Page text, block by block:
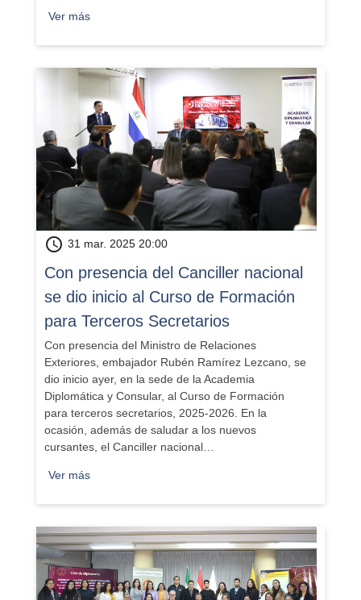
Ver más
schedule 31 mar. 2025 20:00
​Con presencia del Canciller nacional
se dio inicio al Curso de Formación
para Terceros Secretarios
Con presencia del Ministro de Relaciones
Exteriores, embajador Rubén Ramírez Lezcano, se
dio inicio ayer, en la sede de la Academia
Diplomática y Consular, al Curso de Formación
para terceros secretarios, 2025-2026. En la
ocasión, además de saludar a los nuevos
cursantes, el Canciller nacional…
Ver más